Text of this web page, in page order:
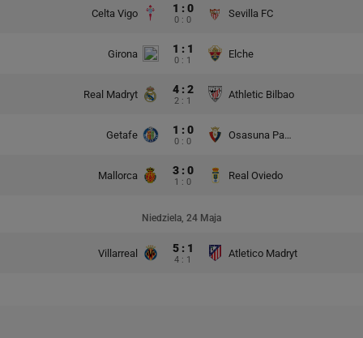
Celta Vigo 1 : 0
0 : 0
Sevilla FC
Girona 1 : 1
0 : 1
Elche
Real Madryt 4 : 2
2 : 1
Athletic Bilbao
Getafe 1 : 0
0 : 0
Osasuna Pampeluna
Mallorca 3 : 0
1 : 0
Real Oviedo
Niedziela, 24 Maja
Villarreal 5 : 1
4 : 1
Atletico Madryt